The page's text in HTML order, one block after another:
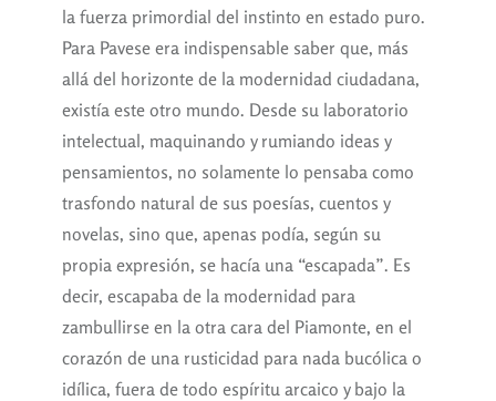
la fuerza primordial del instinto en estado puro.
Para Pavese era indispensable saber que, más
allá del horizonte de la modernidad ciudadana,
existía este otro mundo. Desde su laboratorio
intelectual, maquinando y rumiando ideas y
pensamientos, no solamente lo pensaba como
trasfondo natural de sus poesías, cuentos y
novelas, sino que, apenas podía, según su
propia expresión, se hacía una “escapada”. Es
decir, escapaba de la modernidad para
zambullirse en la otra cara del Piamonte, en el
corazón de una rusticidad para nada bucólica o
idílica, fuera de todo espíritu arcaico y bajo la